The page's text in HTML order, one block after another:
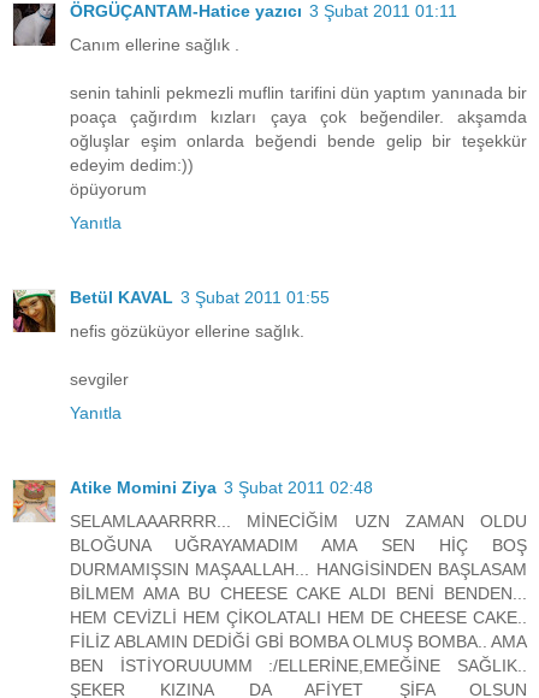
ÖRGÜÇANTAM-Hatice yazıcı 3 Şubat 2011 01:11
Canım ellerine sağlık .
senin tahinli pekmezli muflin tarifini dün yaptım yanınada bir
poaça çağırdım kızları çaya çok beğendiler. akşamda
oğluşlar eşim onlarda beğendi bende gelip bir teşekkür
edeyim dedim:))
öpüyorum
Yanıtla
Betül KAVAL 3 Şubat 2011 01:55
nefis gözüküyor ellerine sağlık.
sevgiler
Yanıtla
Atike Momini Ziya 3 Şubat 2011 02:48
SELAMLAAARRRR... MİNECİĞİM UZN ZAMAN OLDU
BLOĞUNA UĞRAYAMADIM AMA SEN HİÇ BOŞ
DURMAMIŞSIN MAŞAALLAH... HANGİSİNDEN BAŞLASAM
BİLMEM AMA BU CHEESE CAKE ALDI BENİ BENDEN...
HEM CEVİZLİ HEM ÇİKOLATALI HEM DE CHEESE CAKE..
FİLİZ ABLAMIN DEDİĞİ GBİ BOMBA OLMUŞ BOMBA.. AMA
BEN İSTİYORUUUMM :/ELLERİNE,EMEĞİNE SAĞLIK..
ŞEKER KIZINA DA AFİYET ŞİFA OLSUN